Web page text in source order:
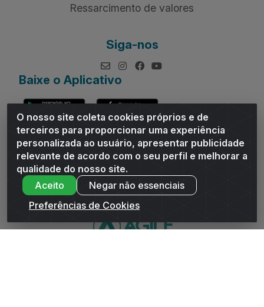
O nosso site coleta cookies próprios e de
terceiros para proporcionar uma experiência
personalizada ao usuário, apresentar publicidade
relevante de acordo com o seu perfil e melhorar a
qualidade do nosso site.
Aceito
Negar não essenciais
Preferências de Cookies
Ressarcimento de valores
Siga-nos
Baixe o Aplicativo
Andrade Distribuidor - ROD AL 110, n° 1401 - Sitio Moco,
Arapiraca/AL - CEP 57319-300 - CNPJ 10.667.481/0001-47